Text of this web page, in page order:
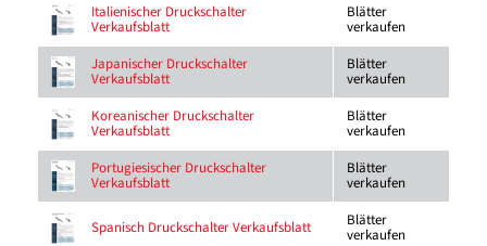
Italienischer Druckschalter
Verkaufsblatt
Blätter
verkaufen
Japanischer Druckschalter
Verkaufsblatt
Blätter
verkaufen
Koreanischer Druckschalter
Verkaufsblatt
Blätter
verkaufen
Portugiesischer Druckschalter
Verkaufsblatt
Blätter
verkaufen
Spanisch Druckschalter Verkaufsblatt Blätter
verkaufen